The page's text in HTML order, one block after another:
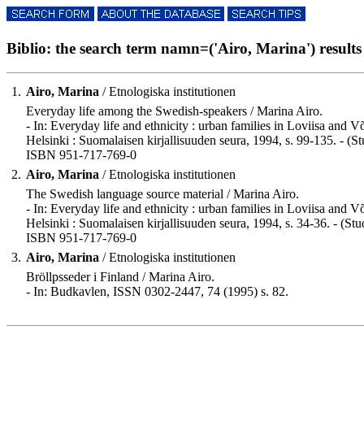
Biblio: the search term namn=('Airo, Marina')
1. Airo, Marina / Etnologiska institutionen
Everyday life among the Swedish-speakers / Marina Airo.
- In: Everyday life and ethnicity : urban families in Loviisa and
Helsinki : Suomalaisen kirjallisuuden seura, 1994, s. 99-135. -
ISBN 951-717-769-0
2. Airo, Marina / Etnologiska institutionen
The Swedish language source material / Marina Airo.
- In: Everyday life and ethnicity : urban families in Loviisa and
Helsinki : Suomalaisen kirjallisuuden seura, 1994, s. 34-36. -
ISBN 951-717-769-0
3. Airo, Marina / Etnologiska institutionen
Bröllpsseder i Finland / Marina Airo.
- In: Budkavlen, ISSN 0302-2447, 74 (1995) s. 82.